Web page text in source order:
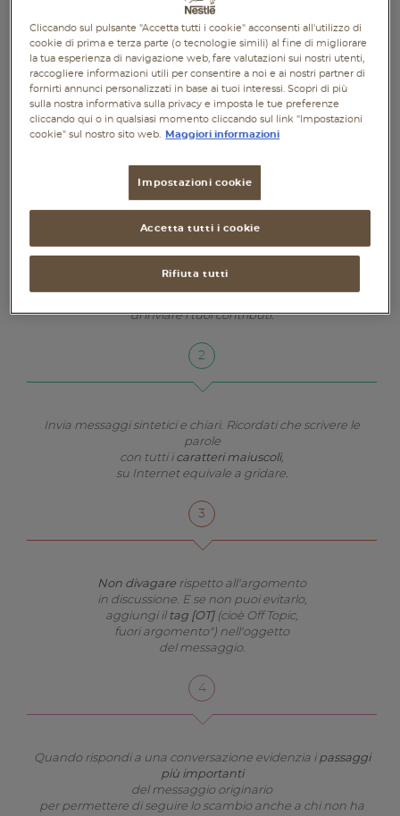
Dolci
Bevande
Vegetariane
presentiamo di seguito la Netiquette di Nestlé
Buona la Vita, basata sulla versione citata dalla
Registration Authority Italiana: ti invitiamo a
rispettarla per un utilizzo del mezzo ispirato
alla Buona educazione e al rispetto per gli altri
utenti del sito.
conversazioni
di inviare i tuoi contributi.
Invia messaggi sintetici e chiari. Ricordati che scrivere le
parole
con tutti i caratteri maiuscoli,
su Internet equivale a gridare.
Non divagare rispetto all'argomento
in discussione. E se non puoi evitarlo,
aggiungi il tag [OT](cioè Off Topic,
fuori argomento") nell'oggetto
del messaggio.
Quando rispondi a una conversazione evidenzia i passaggi
più importanti
del messaggio originario
per permettere di seguire lo scambio anche a chi non ha
Cliccando sul pulsante "Accetta tutti i cookie" acconsenti all'utilizzo di
cookie di prima e terza parte (o tecnologie simili) al fine di migliorare
la tua esperienza di navigazione web, fare valutazioni sui nostri utenti,
raccogliere informazioni utili per consentire a noi e ai nostri partner di
fornirti annunci personalizzati in base ai tuoi interessi. Scopri di più
sulla nostra informativa sulla privacy e imposta le tue preferenze
cliccando qui o in qualsiasi momento cliccando sul link "Impostazioni
cookie" sul nostro sito web.
Maggiori informazioni
Impostazioni cookie
Rifiuta tutti
Accetta tutti i cookie